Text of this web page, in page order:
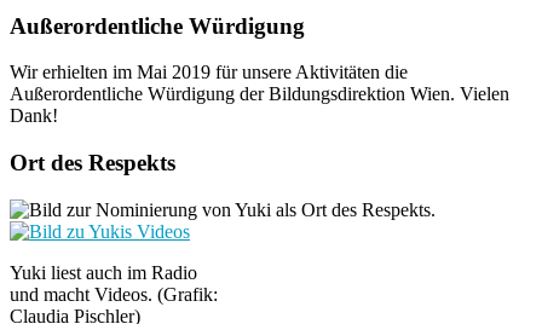
Außerordentliche Würdigung
Wir erhielten im Mai 2019 für unsere Aktivitäten die
Außerordentliche Würdigung der Bildungsdirektion Wien. Vielen
Dank!
Ort des Respekts
Yuki liest auch im Radio
und macht Videos. (Grafik:
Claudia Pischler)